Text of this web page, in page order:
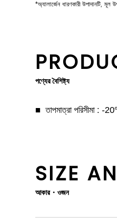
*অ্যালার্জেন ধারণকারী উপাদানটি,
পণ্যের বৈশিষ্ট্য
তাপমাত্রা পরিসীমা :
SIZE
আকার・ওজন